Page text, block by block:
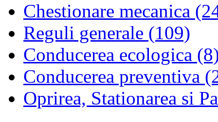
Chestionare mecanica
Reguli generale (109)
Conducerea ecologica
Conducerea preventiva
Oprirea, Stationarea si